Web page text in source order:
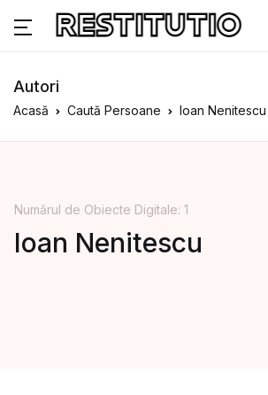
Autori
Acasă Caută Persoane Ioan Nenitescu
Numărul de Obiecte Digitale: 1
Ioan Nenitescu